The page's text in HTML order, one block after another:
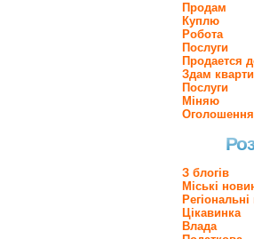
Продам
Куплю
Робота
Послуги
Продается
Здам
Послуги
Міняю
Оголошення
З блогів
Міські
Цікавинка
Влада